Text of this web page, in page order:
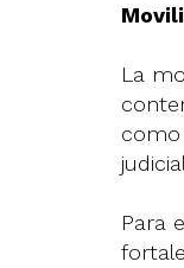
La
como
Para